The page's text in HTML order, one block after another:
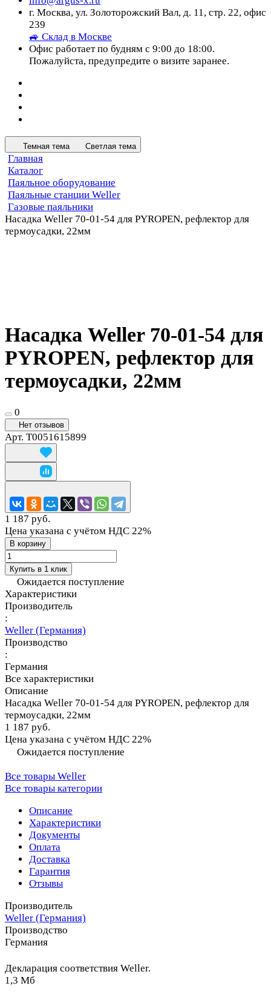
г. Москва, ул. Золоторожский Вал, д. 11, стр. 22, офис
239
🚙 Склад в Москве
Офис работает по будням с 9:00 до 18:00.
Пожалуйста, предупредите о визите заранее.
Темная тема Светлая тема
Главная
Каталог
Паяльное оборудование
Паяльные станции Weller
Газовые паяльники
Насадка Weller 70-01-54 для PYROPEN, рефлектор для
термоусадки, 22мм
Насадка Weller 70-01-54 для
PYROPEN, рефлектор для
термоусадки, 22мм
0
Нет отзывов
Арт. T0051615899
1 187 руб.
Цена указана с учётом НДС 22%
В корзину
Купить в 1 клик
Ожидается поступление
Характеристики
Производитель
:
Weller (Германия)
Производство
:
Германия
Все характеристики
Описание
Насадка Weller 70-01-54 для PYROPEN, рефлектор для
термоусадки, 22мм
1 187 руб.
Цена указана с учётом НДС 22%
Ожидается поступление
Все товары Weller
Все товары категории
Описание
Характеристики
Документы
Оплата
Доставка
Гарантия
Отзывы
Производитель
Weller (Германия)
Производство
Германия
Декларация соответствия Weller.
1,3 Мб